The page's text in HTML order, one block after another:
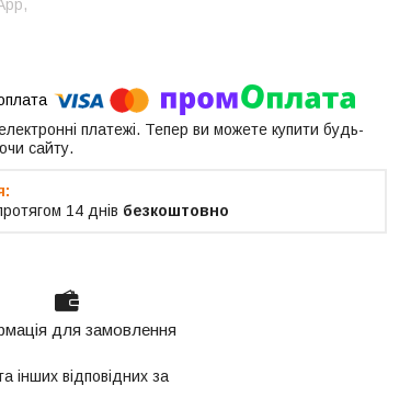
платежі. Тепер ви можете купити будь-
сайту.
14 днів безкоштовно
для замовлення
інших відповідних за